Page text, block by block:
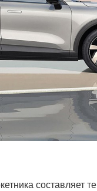
составляет